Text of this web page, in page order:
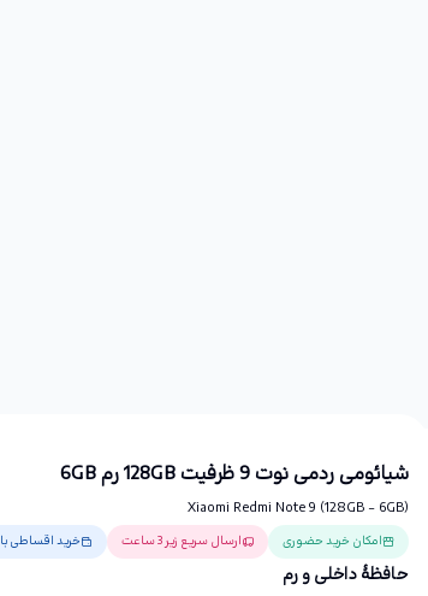
شیائومی ردمی نوت 9 ظرفیت 128GB رم 6GB
Xiaomi Redmi Note 9 (128GB - 6GB)
امکان خرید حضوری ارسال سریع زیر 3 ساعت خرید اقساطی با GSMPay
حافظهٔ داخلی و رم